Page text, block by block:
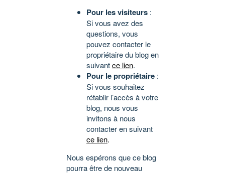
Pour les visiteurs :
Si vous avez des
questions, vous
pouvez contacter le
propriétaire du blog en
suivantce lien.
Pour le propriétaire :
Si vous souhaitez
rétablir l’accès à votre
blog, nous vous
invitons à nous
contacter en suivant
ce lien.
Nous espérons que ce blog
pourra être de nouveau